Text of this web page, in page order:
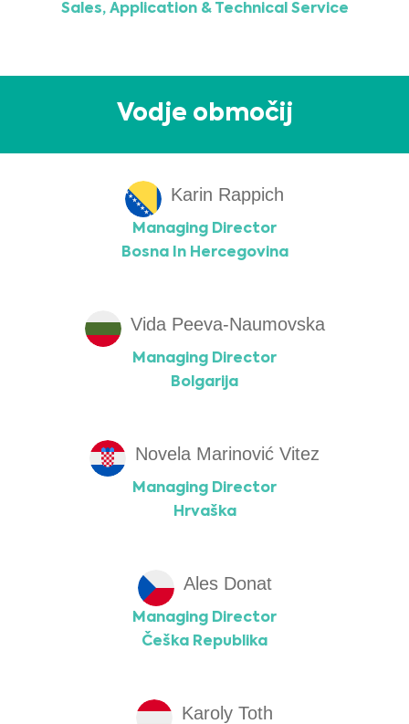
Sales, Application & Technical Service
Vodje območij
Karin Rappich
Managing Director
Bosna In Hercegovina
Vida Peeva-Naumovska
Managing Director
Bolgarija
Novela Marinović Vitez
Managing Director
Hrvaška
Ales Donat
Managing Director
Češka Republika
Karoly Toth